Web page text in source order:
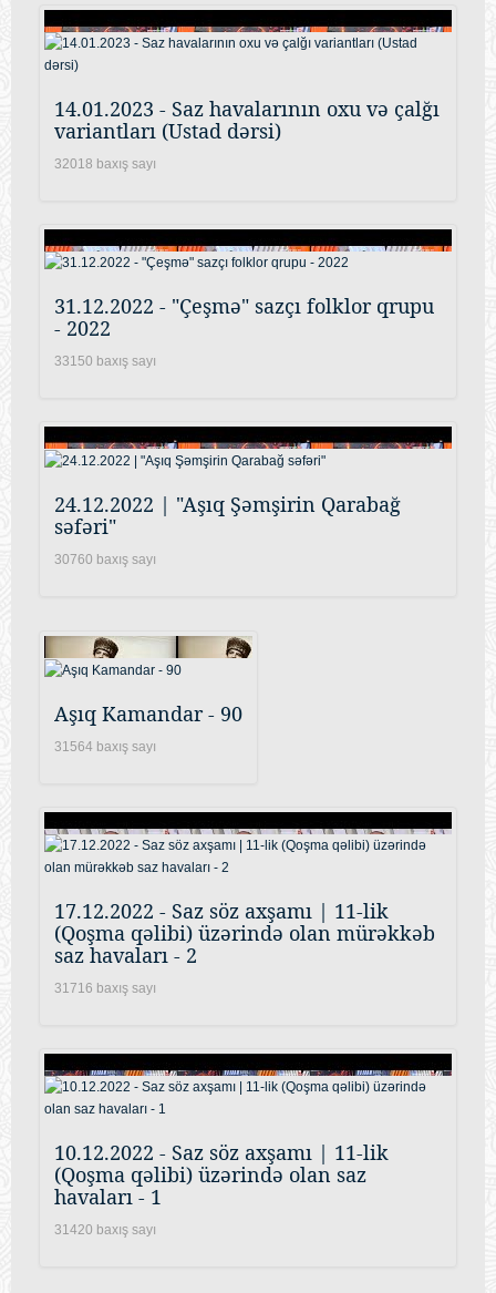
14.01.2023 - Saz havalarının oxu və çalğı
variantları (Ustad dərsi)
32018 baxış sayı
31.12.2022 - "Çeşmə" sazçı folklor qrupu
- 2022
33150 baxış sayı
24.12.2022 | "Aşıq Şəmşirin Qarabağ
səfəri"
30760 baxış sayı
Aşıq Kamandar - 90
31564 baxış sayı
17.12.2022 - Saz söz axşamı | 11-lik
(Qoşma qəlibi) üzərində olan mürəkkəb
saz havaları - 2
31716 baxış sayı
10.12.2022 - Saz söz axşamı | 11-lik
(Qoşma qəlibi) üzərində olan saz
havaları - 1
31420 baxış sayı